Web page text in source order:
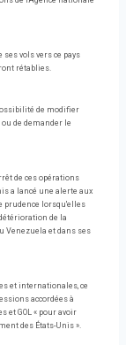
vols vers ce pays
rétablies.
de modifier
de demander le
de ces opérations
a lancé une alerte aux
prudence lorsqu'elles
de la
Venezuela et dans ses
et internationales, ce
accordées à
et GOL « pour avoir
des États-Unis ».